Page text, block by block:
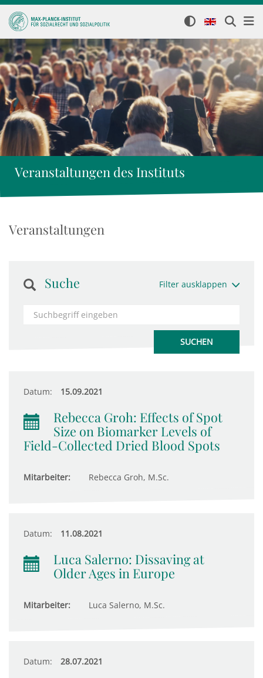
Veranstaltungen des Instituts
Veranstaltungen
Suche Filter ausklappen
Datum: 15.09.2021
Rebecca Groh: Effects of Spot
Size on Biomarker Levels of
Field-Collected Dried Blood Spots
Mitarbeiter: Rebecca Groh, M.Sc.
Datum: 11.08.2021
Luca Salerno: Dissaving at
Older Ages in Europe
Mitarbeiter: Luca Salerno, M.Sc.
Datum: 28.07.2021